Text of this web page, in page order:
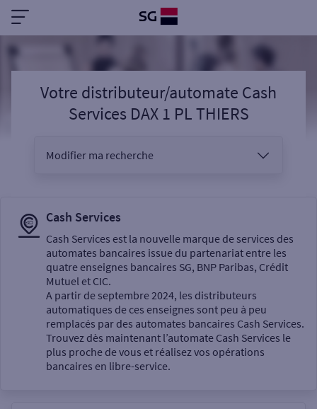
Votre distributeur/automate Cash
Services DAX 1 PL THIERS
Modifier ma recherche
Sélectionnez votre recherche
Un service
Cash Services
Cash Services est la nouvelle marque de services des
automates bancaires issue du partenariat entre les
quatre enseignes bancaires SG, BNP Paribas, Crédit
Mutuel et CIC.
A partir de septembre 2024, les distributeurs
automatiques de ces enseignes sont peu à peu
remplacés par des automates bancaires Cash Services.
Trouvez dès maintenant l’automate Cash Services le
plus proche de vous et réalisez vos opérations
bancaires en libre-service.